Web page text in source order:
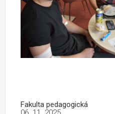
Fakulta pedagogická